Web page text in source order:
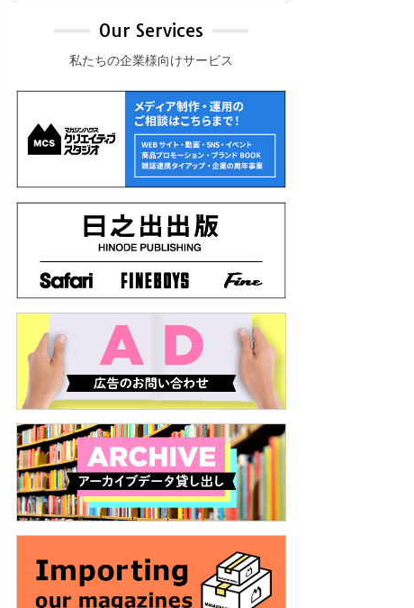
Our Services
私たちの企業様向けサービス